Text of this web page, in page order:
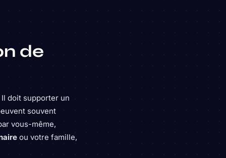
de
doit supporter un
souvent
vous-même,
ou votre famille,